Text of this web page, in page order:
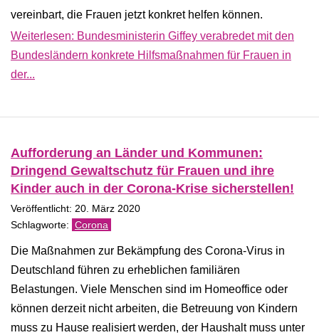
vereinbart, die Frauen jetzt konkret helfen können.
Weiterlesen: Bundesministerin Giffey verabredet mit den
Bundesländern konkrete Hilfsmaßnahmen für Frauen in
der...
Aufforderung an Länder und Kommunen:
Dringend Gewaltschutz für Frauen und ihre
Kinder auch in der Corona-Krise sicherstellen!
Veröffentlicht: 20. März 2020
Corona
Die Maßnahmen zur Bekämpfung des Corona-Virus in
Deutschland führen zu erheblichen familiären
Belastungen. Viele Menschen sind im Homeoffice oder
können derzeit nicht arbeiten, die Betreuung von Kindern
muss zu Hause realisiert werden, der Haushalt muss unter